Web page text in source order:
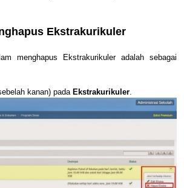
Ekstrakurikuler
menghapus Ekstrakurikuler adalah sebagai
kanan) pada Ekstrakurikuler